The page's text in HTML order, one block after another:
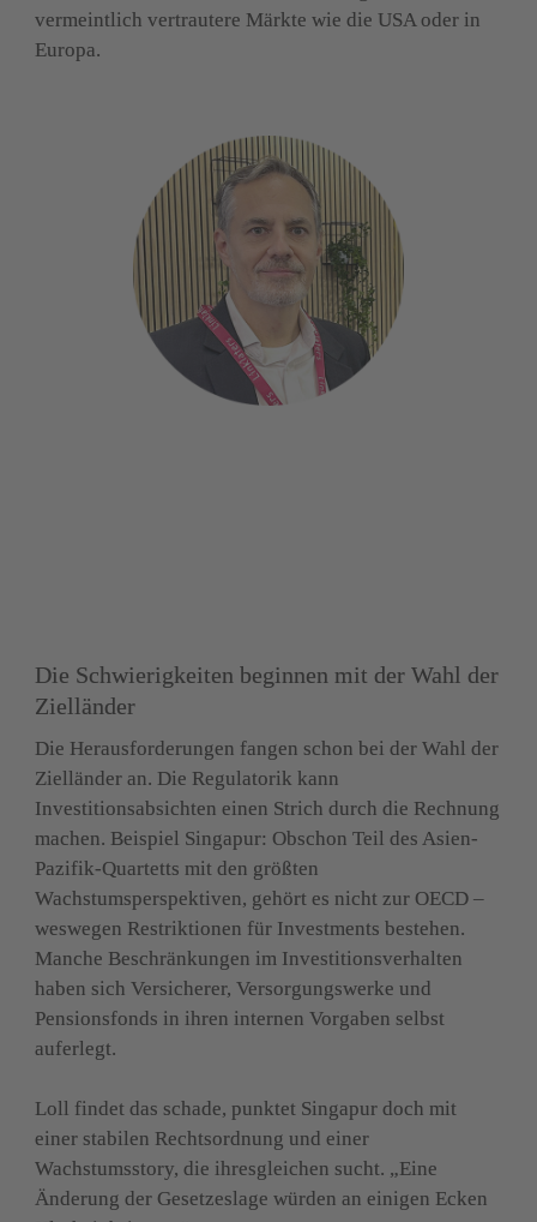
vermeintlich vertrautere Märkte wie die USA oder in
Europa.
Die Schwierigkeiten beginnen mit der Wahl der
Zielländer
Die Herausforderungen fangen schon bei der Wahl der
Zielländer an. Die Regulatorik kann
Investitionsabsichten einen Strich durch die Rechnung
machen. Beispiel Singapur: Obschon Teil des Asien-
Pazifik-Quartetts mit den größten
Wachstumsperspektiven, gehört es nicht zur OECD –
weswegen Restriktionen für Investments bestehen.
Manche Beschränkungen im Investitionsverhalten
haben sich Versicherer, Versorgungswerke und
Pensionsfonds in ihren internen Vorgaben selbst
auferlegt.
Loll findet das schade, punktet Singapur doch mit
einer stabilen Rechtsordnung und einer
Wachstumsstory, die ihresgleichen sucht. „Eine
Änderung der Gesetzeslage würden an einigen Ecken